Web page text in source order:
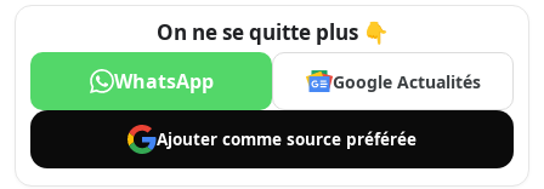
On ne se quitte plus 👇
WhatsApp Google Actualités
Ajouter comme source préférée